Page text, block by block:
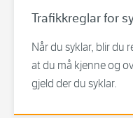
Trafikkreglar for
Når du syklar, blir du
at du må kjenne og
gjeld der du syklar.